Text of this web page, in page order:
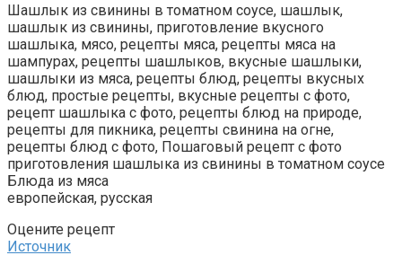
Шашлык из свинины в томатном соусе, шашлык,
шашлык из свинины, приготовление вкусного
шашлыка, мясо, рецепты мяса, рецепты мяса на
шампурах, рецепты шашлыков, вкусные шашлыки,
шашлыки из мяса, рецепты блюд, рецепты вкусных
блюд, простые рецепты, вкусные рецепты с фото,
рецепт шашлыка с фото, рецепты блюд на природе,
рецепты для пикника, рецепты свинина на огне,
рецепты блюд с фото, Пошаговый рецепт с фото
приготовления шашлыка из свинины в томатном соусе
Блюда из мяса
европейская, русская
Оцените рецепт
Источник